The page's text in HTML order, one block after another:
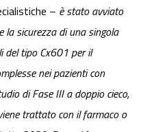
– è stato avviato
la sicurezza di una singola
del tipo Cx601 per il
nei pazienti con
di Fase III a doppio cieco,
trattato con il farmaco o